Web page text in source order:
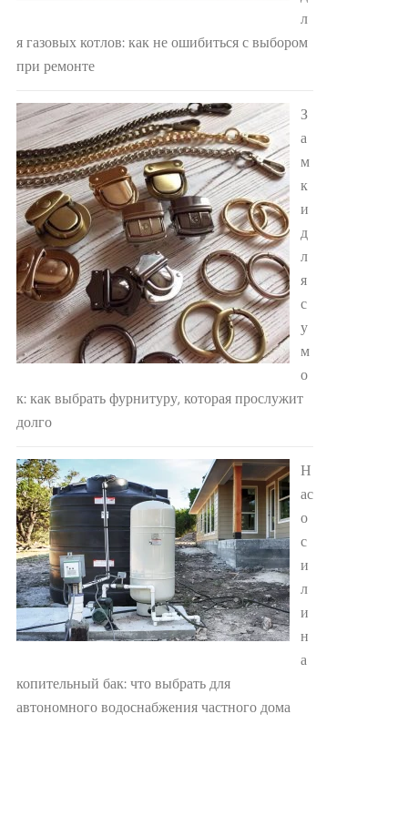
л
я газовых котлов: как не ошибиться с выбором
при ремонте
З
а
м
к
и
д
л
я
с
у
м
о
к: как выбрать фурнитуру, которая прослужит
долго
Н
ас
о
с
и
л
и
н
а
копительный бак: что выбрать для
автономного водоснабжения частного дома